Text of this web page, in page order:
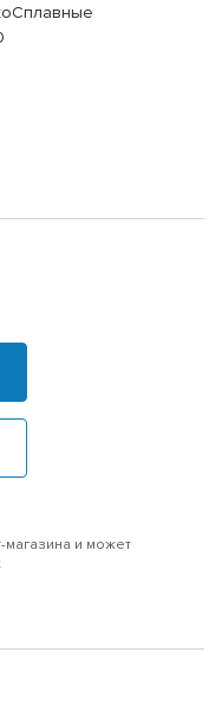
магазина и может